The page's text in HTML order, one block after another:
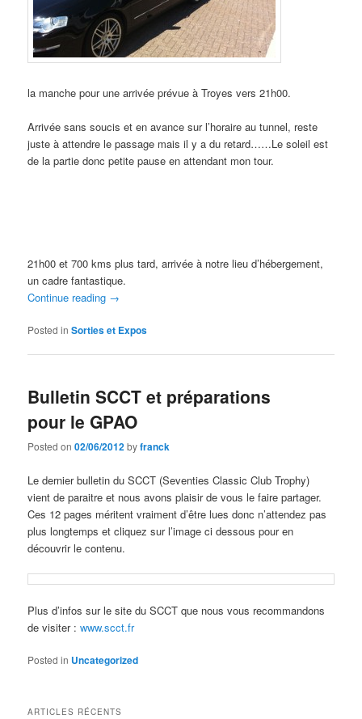
la manche pour une arrivée prévue à Troyes vers 21h00.
Arrivée sans soucis et en avance sur l’horaire au tunnel, reste
juste à attendre le passage mais il y a du retard……Le soleil est
de la partie donc petite pause en attendant mon tour.
21h00 et 700 kms plus tard, arrivée à notre lieu d’hébergement,
un cadre fantastique.
Continue reading →
Posted in Sorties et Expos
Bulletin SCCT et préparations
pour le GPAO
Posted on02/06/2012byfranck
Le dernier bulletin du SCCT (Seventies Classic Club Trophy)
vient de paraitre et nous avons plaisir de vous le faire partager.
Ces 12 pages méritent vraiment d’être lues donc n’attendez pas
plus longtemps et cliquez sur l’image ci dessous pour en
découvrir le contenu.
Plus d’infos sur le site du SCCT que nous vous recommandons
de visiter :www.scct.fr
Posted in Uncategorized
ARTICLES RÉCENTS